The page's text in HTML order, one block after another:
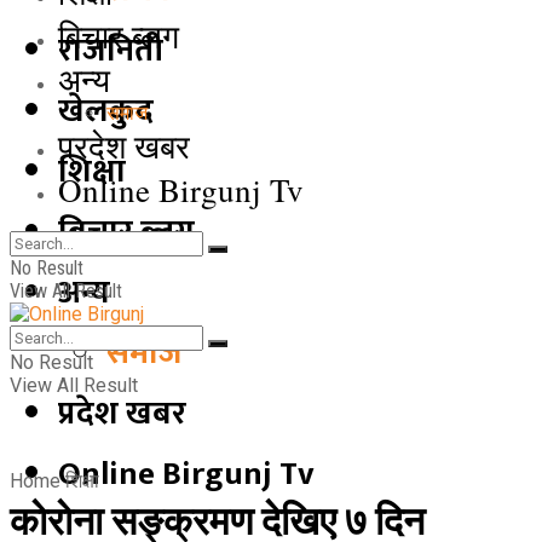
राजनिती
खेलकुद
शिक्षा
बिचार ब्लग
अन्य
समाज
प्रदेश खबर
Online Birgunj Tv
बिचार ब्लग
अन्य
समाज
प्रदेश खबर
Online Birgunj Tv
No Result
View All Result
No Result
View All Result
Home शिक्षा
काेराेना सङ्क्रमण देखिए ७ दिन